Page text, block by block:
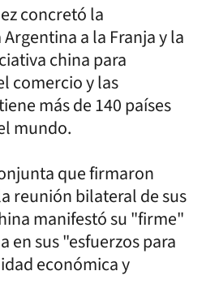
concretó la
a la Franja y la
china para
comercio y las
más de 140 países
mundo.
que firmaron
reunión bilateral de sus
manifestó su "firme"
en sus "esfuerzos para
económica y